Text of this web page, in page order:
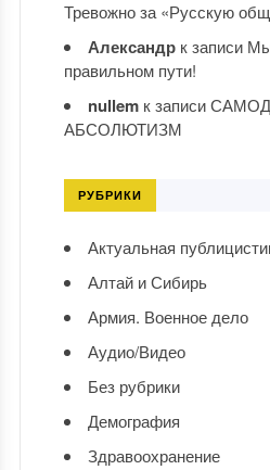
Тревожно за «Русскую
Александрк записи
правильном пути!
nullemк записи
АБСОЛЮТИЗМ
РУБРИКИ
Актуальная
Алтай и Сибирь
Армия. Военное дело
Аудио/Видео
Без рубрики
Демография
Здравоохранение